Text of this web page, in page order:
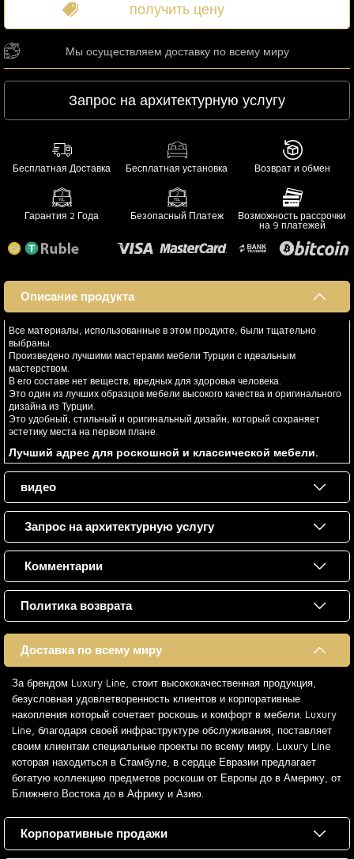
получить цену
Мы осуществляем доставку по всему миру
Запрос на архитектурную услугу
Бесплатная Доставка Бесплатная установка Возврат и обмен
Гарантия 2 Года Безопасный Платеж
Возможность рассрочки
на 9 платежей
Описание продукта
Все материалы, использованные в этом продукте, были тщательно
выбраны.
Произведено лучшими мастерами мебели Турции с идеальным
мастерством.
В его составе нет веществ, вредных для здоровья человека.
Это один из лучших образцов мебели высокого качества и оригинального
дизайна из Турции.
Это удобный, стильный и оригинальный дизайн, который сохраняет
эстетику места на первом плане.
Лучший адрес для роскошной и классической мебели.
видео
Запрос на архитектурную услугу
Комментарии
Политика возврата
Доставка по всему миру
За брендом Luxury Line, стоит высококачественная продукция,
безусловная удовлетворенность клиентов и корпоративные
накопления который сочетает роскошь и комфорт в мебели. Luxury
Line, благодаря своей инфраструктуре обслуживания, поставляет
своим клиентам специальные проекты по всему миру. Luxury Line
которая находиться в Стамбуле, в сердце Евразии предлагает
богатую коллекцию предметов роскоши от Европы до в Америку, от
Ближнего Востока до в Африку и Азию.
Корпоративные продажи